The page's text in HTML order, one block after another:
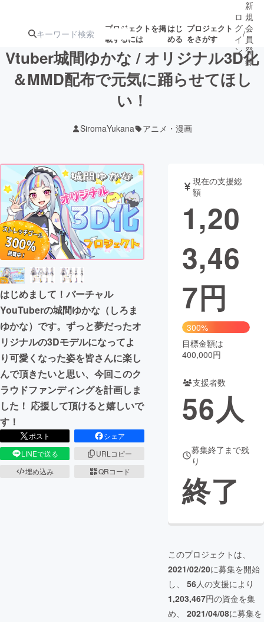
プロジェクトを掲
載するには
はじ
める
プロジェクト
をさがす
注目の新着プロ
テクノロジー・ガジェット
映像・映画 書籍・雑誌
ビジネス・起業 チャレンジ
CAMPFIRE for Social Good
CAMPFIRE Creation
CAMPFIREふるさと納税
コミュニティ
ロ
グ
イ
ン
/
新
規
会
員
登
録
Vtuber城間ゆかな / オリジナル3D化
＆MMD配布で元気に踊らせてほし
い！
SiromaYukana アニメ・漫画
はじめまして！バーチャル
YouTuberの城間ゆかな（しろま
ゆかな）です。ずっと夢だったオ
リジナルの3Dモデルになってよ
り可愛くなった姿を皆さんに楽し
んで頂きたいと思い、今回このク
ラウドファンディングを計画しま
した！ 応援して頂けると嬉しいで
す！
ポスト
シェア
LINEで送る
URLコピー
埋め込み
QRコード
現在の支援総
額
1,20
3,46
7円
300%
目標金額は
400,000円
支援者数
56人
募集終了まで残
り
終了
このプロジェクトは、
2021/02/20に募集を開始
し、 56人の支援により
1,203,467円の資金を集
め、 2021/04/08に募集を